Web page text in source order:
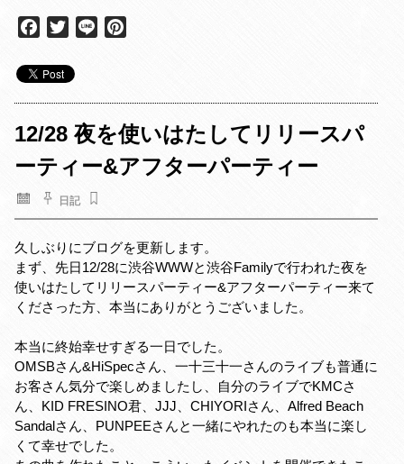
c
e
b
o
o
k
i
t
t
e
e
r
e
s
12/28 夜を使いはたしてリリースパ
ーティー&アフターパーティー
日記
久しぶりにブログを更新します。
まず、先日12/28に渋谷WWWと渋谷Familyで行われた夜を
使いはたしてリリースパーティー&アフターパーティー来て
くださった方、本当にありがとうございました。
本当に終始幸せすぎる一日でした。
OMSBさん&HiSpecさん、一十三十一さんのライブも普通に
お客さん気分で楽しめましたし、自分のライブでKMCさ
ん、KID FRESINO君、JJJ、CHIYORIさん、Alfred Beach
Sandalさん、PUNPEEさんと一緒にやれたのも本当に楽し
くて幸せでした。